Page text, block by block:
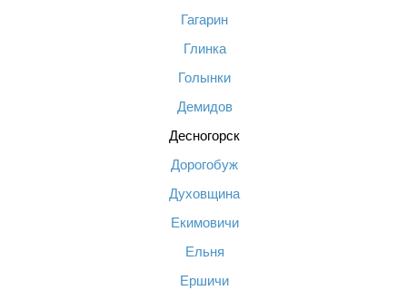
Гагарин
Глинка
Голынки
Демидов
Десногорск
Дорогобуж
Духовщина
Екимовичи
Ельня
Ершичи